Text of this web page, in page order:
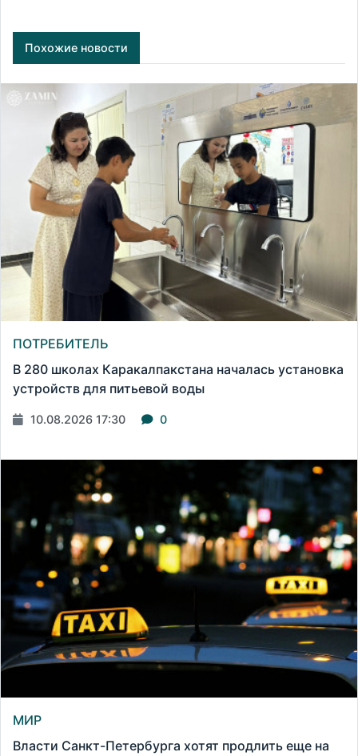
Похожие новости
ПОТРЕБИТЕЛЬ
В 280 школах Каракалпакстана началась установка
устройств для питьевой воды
10.08.2026 17:30 0
МИР
Власти Санкт-Петербурга хотят продлить еще на